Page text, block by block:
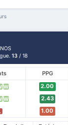
13 / 18
PPG
W
2.00
W
2.43
1.00